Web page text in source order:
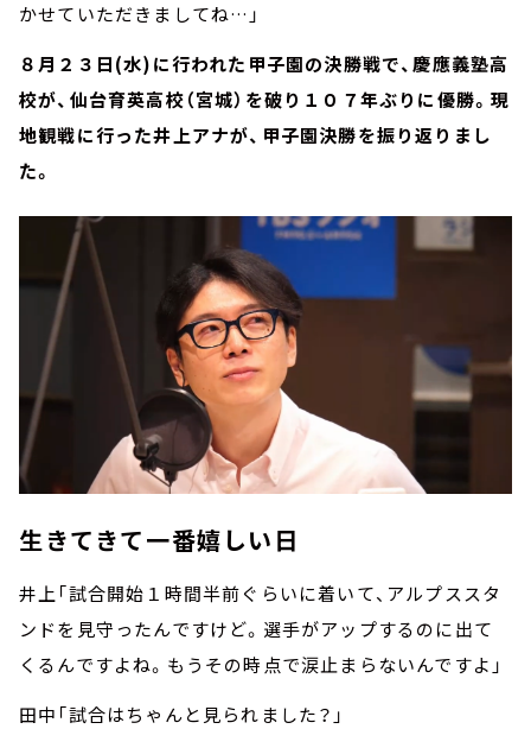
かせていただきましてね…」
８月２３日(水)に行われた甲子園の決勝戦で、慶應義塾高
校が、仙台育英高校（宮城）を破り１０７年ぶりに優勝。現
地観戦に行った井上アナが、甲子園決勝を振り返りまし
た。
生きてきて一番嬉しい日
井上「試合開始１時間半前ぐらいに着いて、アルプススタ
ンドを見守ったんですけど。選手がアップするのに出て
くるんですよね。もうその時点で涙止まらないんですよ」
田中「試合はちゃんと見られました？」